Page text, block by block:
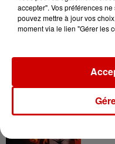
10h31
10h23
dans
accepter". Vos préférences
pouvez mettre à jour vos
moment via le lien "Gérer les